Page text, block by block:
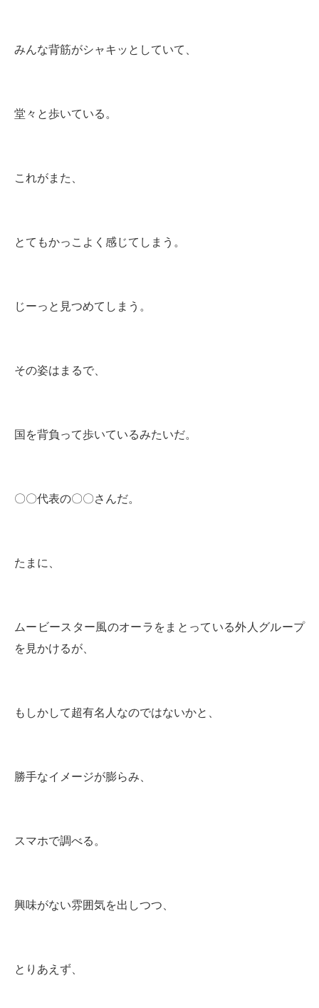
みんな背筋がシャキッとしていて、
堂々と歩いている。
これがまた、
とてもかっこよく感じてしまう。
じーっと見つめてしまう。
その姿はまるで、
国を背負って歩いているみたいだ。
〇〇代表の〇〇さんだ。
たまに、
ムービースター風のオーラをまとっている外人グループ
を見かけるが、
もしかして超有名人なのではないかと、
勝手なイメージが膨らみ、
スマホで調べる。
興味がない雰囲気を出しつつ、
とりあえず、